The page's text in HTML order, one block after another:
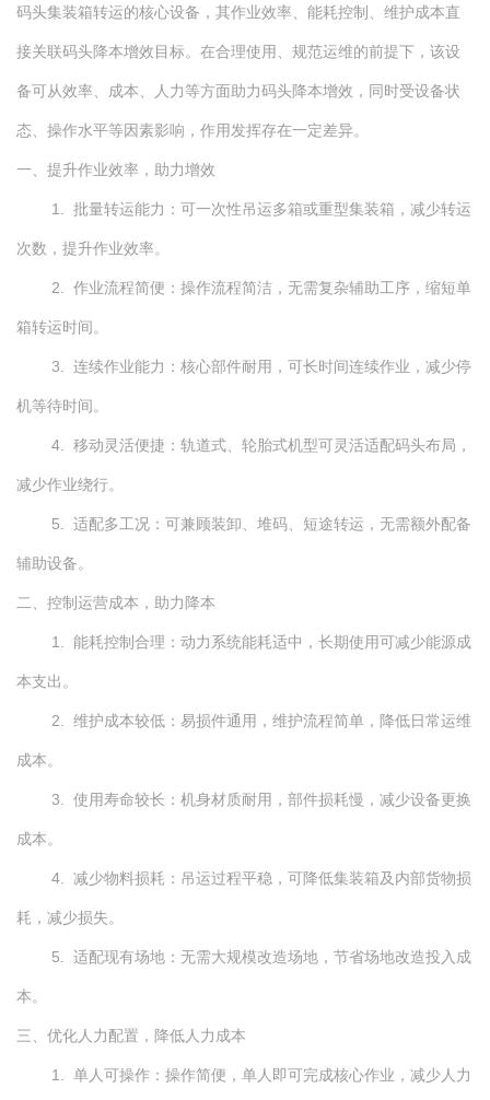
码头集装箱转运的核心设备，其作业效率、能耗控制、维护成本直
接关联码头降本增效目标。在合理使用、规范运维的前提下，该设
备可从效率、成本、人力等方面助力码头降本增效，同时受设备状
态、操作水平等因素影响，作用发挥存在一定差异。
一、提升作业效率，助力增效
1. 批量转运能力：可一次性吊运多箱或重型集装箱，减少转运
次数，提升作业效率。
2. 作业流程简便：操作流程简洁，无需复杂辅助工序，缩短单
箱转运时间。
3. 连续作业能力：核心部件耐用，可长时间连续作业，减少停
机等待时间。
4. 移动灵活便捷：轨道式、轮胎式机型可灵活适配码头布局，
减少作业绕行。
5. 适配多工况：可兼顾装卸、堆码、短途转运，无需额外配备
辅助设备。
二、控制运营成本，助力降本
1. 能耗控制合理：动力系统能耗适中，长期使用可减少能源成
本支出。
2. 维护成本较低：易损件通用，维护流程简单，降低日常运维
成本。
3. 使用寿命较长：机身材质耐用，部件损耗慢，减少设备更换
成本。
4. 减少物料损耗：吊运过程平稳，可降低集装箱及内部货物损
耗，减少损失。
5. 适配现有场地：无需大规模改造场地，节省场地改造投入成
本。
三、优化人力配置，降低人力成本
1. 单人可操作：操作简便，单人即可完成核心作业，减少人力